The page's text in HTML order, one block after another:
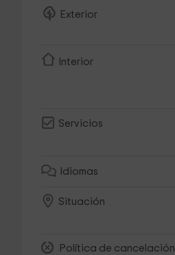
Exterior
Interior
Servicios
Idiomas
Situación
Política de cancelación